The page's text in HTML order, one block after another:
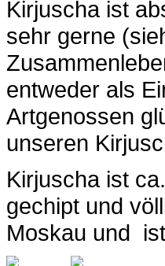
Kirjuscha ist
sehr gerne
entweder als
Artgenossen
unseren
Kirjuscha ist
gechipt und
Moskau und